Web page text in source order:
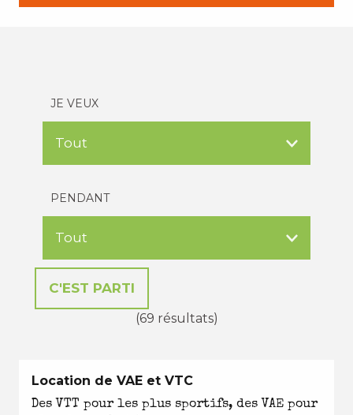
JE VEUX
PENDANT
(69 résultats)
Location de VAE et VTC
Des VTT pour les plus sportifs, des VAE pour